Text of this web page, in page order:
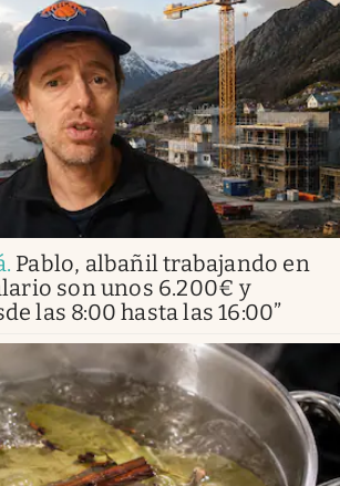
. Pablo, albañil trabajando en
son unos 6.200€ y
las 8:00 hasta las 16:00”